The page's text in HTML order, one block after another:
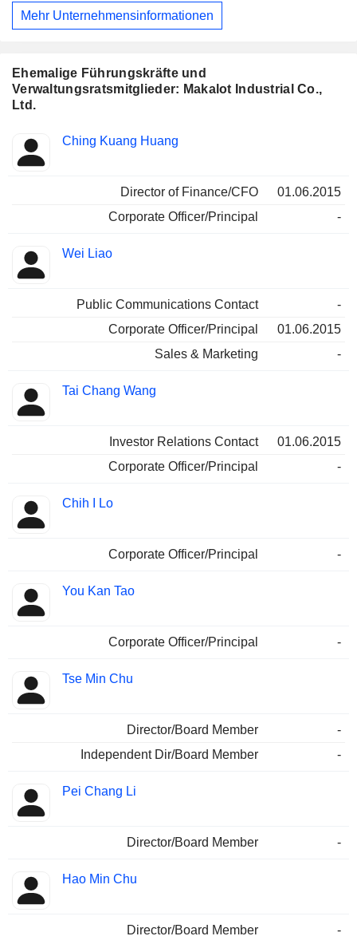
Ehemalige Führungskräfte und
Verwaltungsratsmitglieder: Makalot Industrial Co.,
Ltd.
Insider
Besetzte
Positionen
Ching Kuang Huang
Director of Finance/CFO
01.06.2015
Corporate Officer/Principal
-
Wei Liao
Public Communications Contact
-
Corporate Officer/Principal
01.06.2015
Sales & Marketing
-
Tai Chang Wang
Investor Relations Contact
01.06.2015
Corporate Officer/Principal
-
Chih I Lo
Corporate Officer/Principal -
You Kan Tao
Corporate Officer/Principal -
Tse Min Chu
Director/Board Member
-
Independent Dir/Board Member
-
Pei Chang Li
Director/Board Member -
Hao Min Chu
Director/Board Member
-
Vereinigten Staaten, wobei das Unternehmen auch in
anderen Regionen vertreten ist.
Mehr Unternehmensinformationen